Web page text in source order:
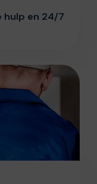
hulp en 24/7